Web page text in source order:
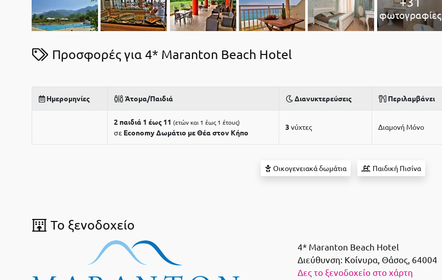
φωτογραφίες
Προσφορές για 4* Maranton Beach Hotel
Ημερομηνίες Άτομα/Παιδιά Διανυκτερεύσεις Περιλαμβάνει
2 παιδιά 1 έως 11 ετών και 1 έως 1 έτους
σε Economy Δωμάτιο με Θέα στον Κήπο
3 νύχτες Διαμονή Μόνο
Οικογενειακά δωμάτια Παιδική Πισίνα
To ξενοδοχείο
4* Maranton Beach Hotel
Διεύθυνση: Κοίνυρα, Θάσος, 64004
Δες το ξενοδοχείο στο χάρτη